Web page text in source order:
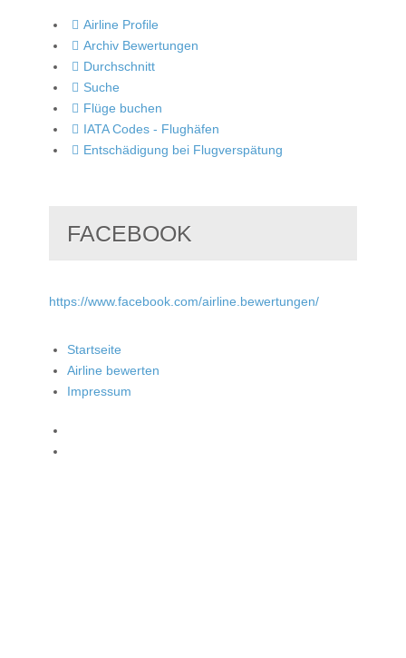
Airline Profile
Archiv Bewertungen
Durchschnitt
Suche
Flüge buchen
IATA Codes - Flughäfen
Entschädigung bei Flugverspätung
FACEBOOK
https://www.facebook.com/airline.bewertungen/
Startseite
Airline bewerten
Impressum